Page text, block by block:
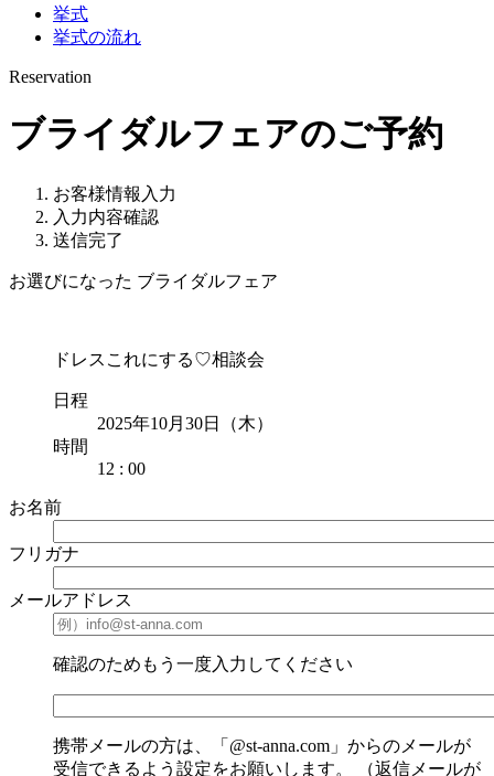
挙式
挙式の流れ
Reservation
ブライダルフェアのご予約
お客様情報入力
入力内容確認
送信完了
お選びになった ブライダルフェア
ドレスこれにする♡相談会
日程
2025年10月30日（木）
時間
12 : 00
お名前
フリガナ
メールアドレス
確認のためもう一度入力してください
携帯メールの方は、「@st-anna.com」からのメールが
受信できるよう設定をお願いします。 （返信メールが